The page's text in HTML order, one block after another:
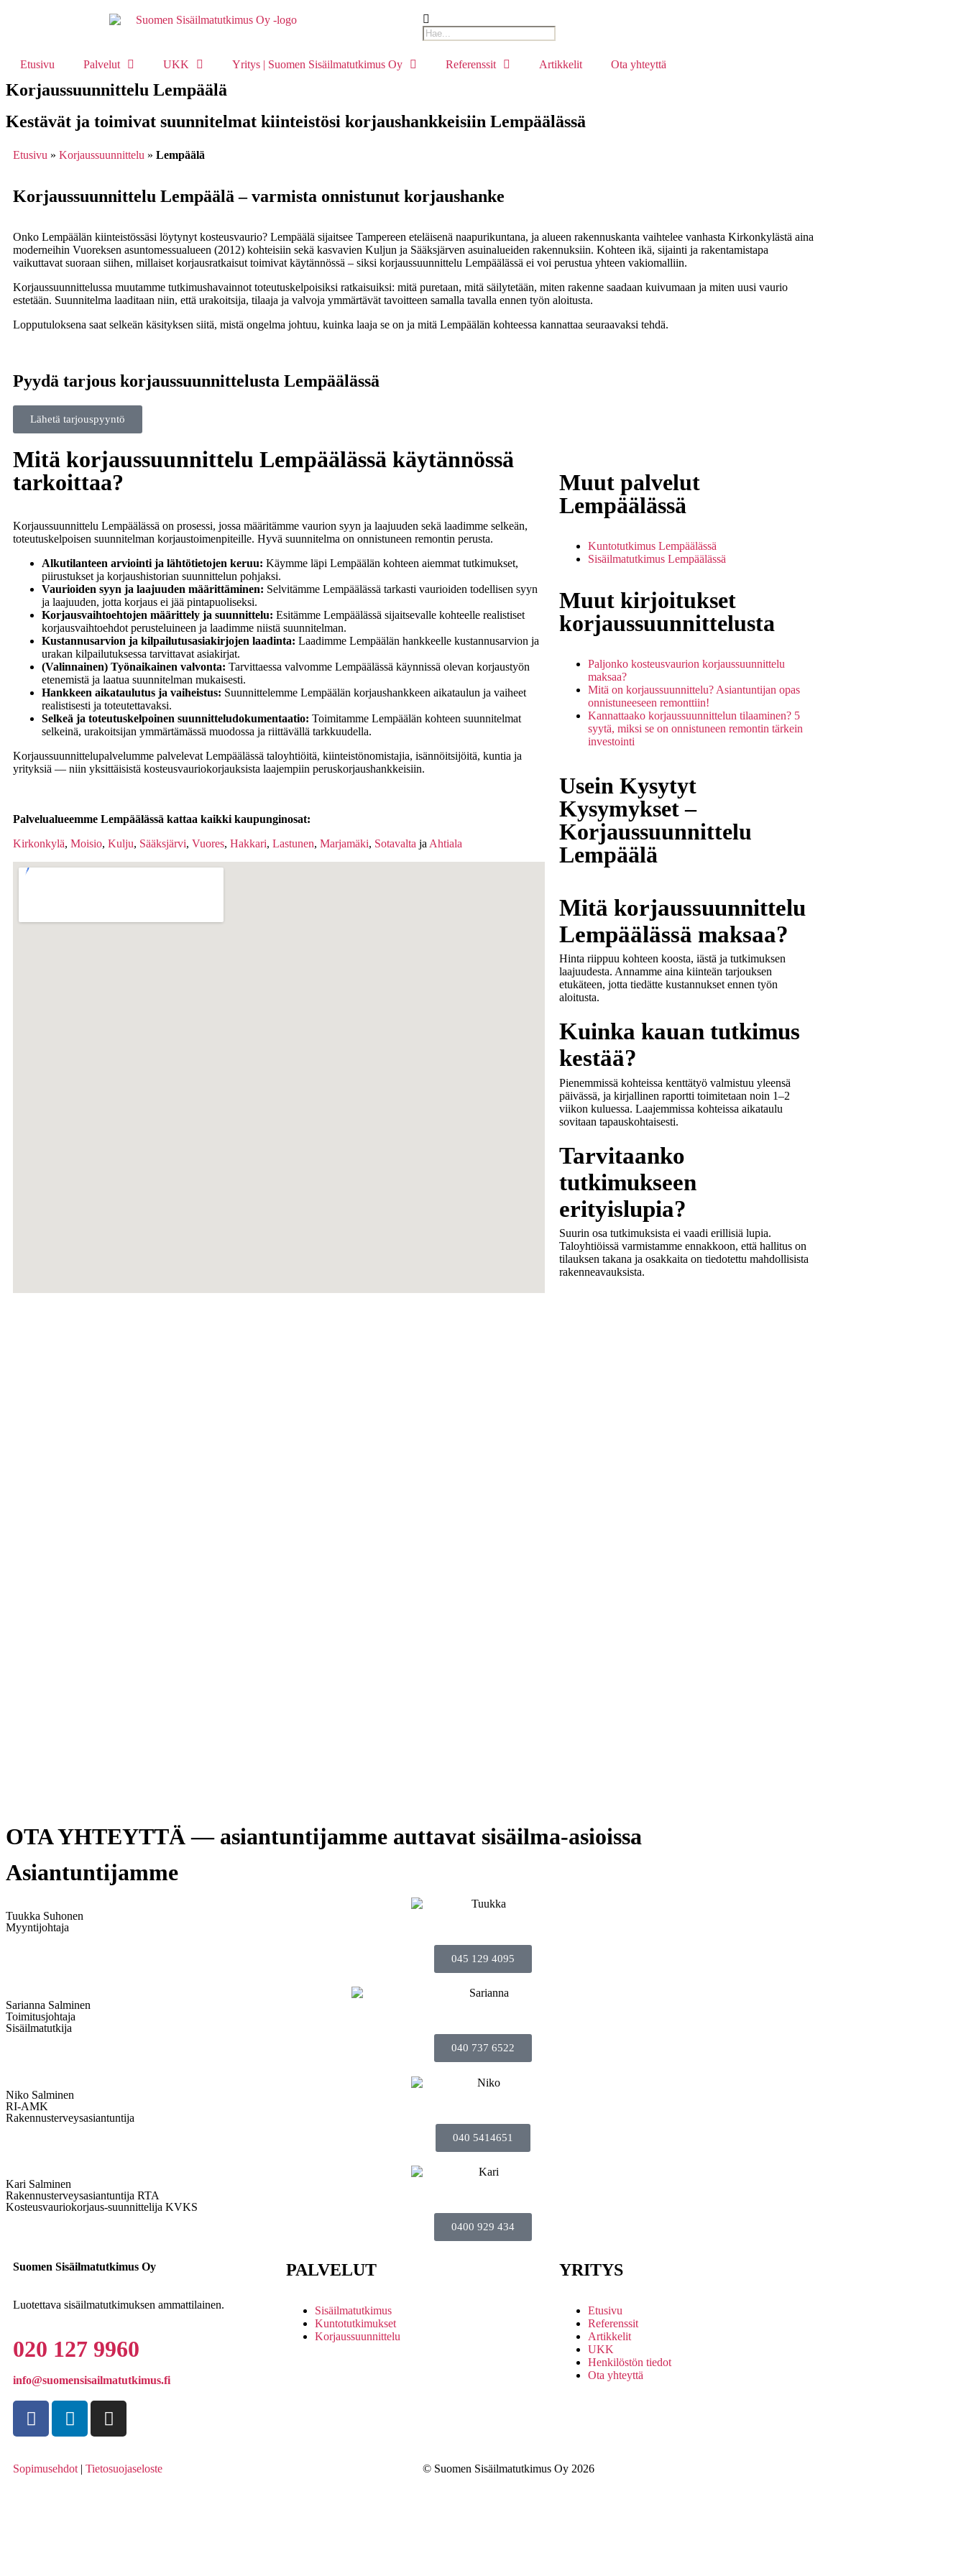
Etusivu Palvelut UKK Yritys | Suomen Sisäilmatutkimus Oy Referenssit Artikkelit Ota yhteyttä
Korjaussuunnittelu Lempäälä
Kestävät ja toimivat suunnitelmat kiinteistösi korjaushankkeisiin Lempäälässä
Etusivu » Korjaussuunnittelu » Lempäälä
Korjaussuunnittelu Lempäälä – varmista onnistunut korjaushanke
Onko Lempäälän kiinteistössäsi löytynyt kosteusvaurio? Lempäälä sijaitsee Tampereen eteläisenä naapurikuntana, ja alueen rakennuskanta vaihtelee vanhasta Kirkonkylästä aina
moderneihin Vuoreksen asuntomessualueen (2012) kohteisiin sekä kasvavien Kuljun ja Sääksjärven asuinalueiden rakennuksiin. Kohteen ikä, sijainti ja rakentamistapa
vaikuttavat suoraan siihen, millaiset korjausratkaisut toimivat käytännössä – siksi korjaussuunnittelu Lempäälässä ei voi perustua yhteen vakiomalliin.
Korjaussuunnittelussa muutamme tutkimushavainnot toteutuskelpoisiksi ratkaisuiksi: mitä puretaan, mitä säilytetään, miten rakenne saadaan kuivumaan ja miten uusi vaurio
estetään. Suunnitelma laaditaan niin, että urakoitsija, tilaaja ja valvoja ymmärtävät tavoitteen samalla tavalla ennen työn aloitusta.
Lopputuloksena saat selkeän käsityksen siitä, mistä ongelma johtuu, kuinka laaja se on ja mitä Lempäälän kohteessa kannattaa seuraavaksi tehdä.
Pyydä tarjous korjaussuunnittelusta Lempäälässä
Lähetä tarjouspyyntö
Mitä korjaussuunnittelu Lempäälässä käytännössä
tarkoittaa?
Korjaussuunnittelu Lempäälässä on prosessi, jossa määritämme vaurion syyn ja laajuuden sekä laadimme selkeän,
toteutuskelpoisen suunnitelman korjaustoimenpiteille. Hyvä suunnitelma on onnistuneen remontin perusta.
Alkutilanteen arviointi ja lähtötietojen keruu: Käymme läpi Lempäälän kohteen aiemmat tutkimukset,
piirustukset ja korjaushistorian suunnittelun pohjaksi.
Vaurioiden syyn ja laajuuden määrittäminen: Selvitämme Lempäälässä tarkasti vaurioiden todellisen syyn
ja laajuuden, jotta korjaus ei jää pintapuoliseksi.
Korjausvaihtoehtojen määrittely ja suunnittelu: Esitämme Lempäälässä sijaitsevalle kohteelle realistiset
korjausvaihtoehdot perusteluineen ja laadimme niistä suunnitelman.
Kustannusarvion ja kilpailutusasiakirjojen laadinta: Laadimme Lempäälän hankkeelle kustannusarvion ja
urakan kilpailutuksessa tarvittavat asiakirjat.
(Valinnainen) Työnaikainen valvonta: Tarvittaessa valvomme Lempäälässä käynnissä olevan korjaustyön
etenemistä ja laatua suunnitelman mukaisesti.
Hankkeen aikataulutus ja vaiheistus: Suunnittelemme Lempäälän korjaushankkeen aikataulun ja vaiheet
realistisesti ja toteutettavaksi.
Selkeä ja toteutuskelpoinen suunnitteludokumentaatio: Toimitamme Lempäälän kohteen suunnitelmat
selkeinä, urakoitsijan ymmärtämässä muodossa ja riittävällä tarkkuudella.
Korjaussuunnittelupalvelumme palvelevat Lempäälässä taloyhtiöitä, kiinteistönomistajia, isännöitsijöitä, kuntia ja
yrityksiä — niin yksittäisistä kosteusvauriokorjauksista laajempiin peruskorjaushankkeisiin.
Palvelualueemme Lempäälässä kattaa kaikki kaupunginosat:
Kirkonkylä, Moisio, Kulju, Sääksjärvi, Vuores, Hakkari, Lastunen, Marjamäki, Sotavalta ja Ahtiala
Muut palvelut
Lempäälässä
Kuntotutkimus Lempäälässä
Sisäilmatutkimus Lempäälässä
Muut kirjoitukset
korjaussuunnittelusta
Paljonko kosteusvaurion korjaussuunnittelu
maksaa?
Mitä on korjaussuunnittelu? Asiantuntijan opas
onnistuneeseen remonttiin!
Kannattaako korjaussuunnittelun tilaaminen? 5
syytä, miksi se on onnistuneen remontin tärkein
investointi
Usein Kysytyt
Kysymykset –
Korjaussuunnittelu
Lempäälä
Mitä korjaussuunnittelu
Lempäälässä maksaa?
Hinta riippuu kohteen koosta, iästä ja tutkimuksen
laajuudesta. Annamme aina kiinteän tarjouksen
etukäteen, jotta tiedätte kustannukset ennen työn
aloitusta.
Kuinka kauan tutkimus
kestää?
Pienemmissä kohteissa kenttätyö valmistuu yleensä
päivässä, ja kirjallinen raportti toimitetaan noin 1–2
viikon kuluessa. Laajemmissa kohteissa aikataulu
sovitaan tapauskohtaisesti.
Tarvitaanko
tutkimukseen
erityislupia?
Suurin osa tutkimuksista ei vaadi erillisiä lupia.
Taloyhtiöissä varmistamme ennakkoon, että hallitus on
tilauksen takana ja osakkaita on tiedotettu mahdollisista
rakenneavauksista.
OTA YHTEYTTÄ — asiantuntijamme auttavat sisäilma-asioissa
Asiantuntijamme
Tuukka Suhonen
Myyntijohtaja
045 129 4095
Sarianna Salminen
Toimitusjohtaja
Sisäilmatutkija
040 737 6522
Niko Salminen
RI-AMK
Rakennusterveysasiantuntija
040 5414651
Kari Salminen
Rakennusterveysasiantuntija RTA
Kosteusvauriokorjaus-suunnittelija KVKS
0400 929 434
Suomen Sisäilmatutkimus Oy
Luotettava sisäilmatutkimuksen ammattilainen.
020 127 9960
info@suomensisailmatutkimus.fi
PALVELUT
Sisäilmatutkimus
Kuntotutkimukset
Korjaussuunnittelu
YRITYS
Etusivu
Referenssit
Artikkelit
UKK
Henkilöstön tiedot
Ota yhteyttä
Sopimusehdot | Tietosuojaseloste © Suomen Sisäilmatutkimus Oy 2026